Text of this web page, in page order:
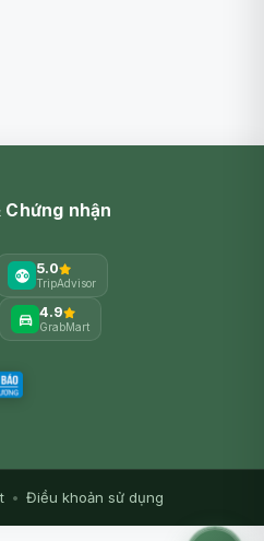
Chứng nhận
5.0
TripAdvisor
4.9
GrabMart
• Điều khoản sử dụng